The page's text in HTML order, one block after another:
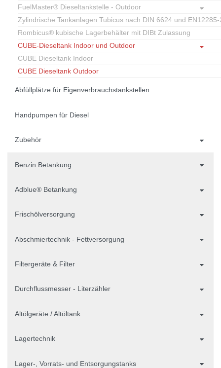
FuelMaster® Dieseltankstelle - Outdoor
Zylindrische Tankanlagen Tubicus nach DIN 6624 und EN12285-
Rombicus® kubische Lagerbehälter mit DIBt Zulassung
CUBE-Dieseltank Indoor und Outdoor
CUBE Dieseltank Indoor
CUBE Dieseltank Outdoor
Abfüllplätze für Eigenverbrauchstankstellen
Handpumpen für Diesel
Zubehör
Benzin Betankung
Adblue® Betankung
Frischölversorgung
Abschmiertechnik - Fettversorgung
Filtergeräte & Filter
Durchflussmesser - Literzähler
Altölgeräte / Altöltank
Lagertechnik
Lager-, Vorrats- und Entsorgungstanks